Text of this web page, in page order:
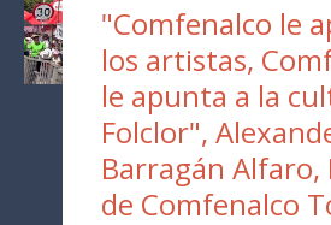
"Comfenalco le
los artistas,
le apunta a la
Folclor",
Barragán
de Comfenalco